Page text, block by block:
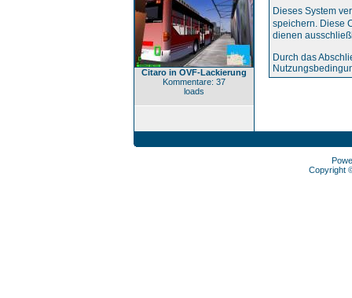
Citaro in OVF-Lackierung
Kommentare: 37
loads
Dieses System
speichern. Diese
dienen
Durch das
Copyright